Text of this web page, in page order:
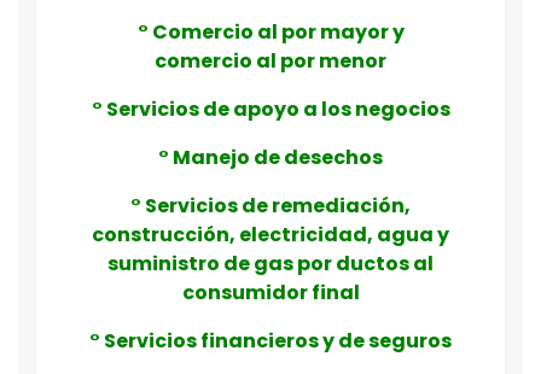
° Comercio al por mayor y
comercio al por menor
° Servicios de apoyo a los negocios
° Manejo de desechos
° Servicios de remediación,
construcción, electricidad, agua y
suministro de gas por ductos al
consumidor final
° Servicios financieros y de seguros